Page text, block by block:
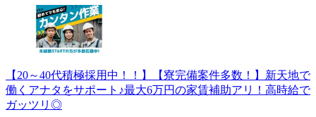
【20～40代積極採用中！！】【寮完備案件多数！】新天地で
働くアナタをサポート♪最大6万円の家賃補助アリ！高時給で
ガッツリ◎